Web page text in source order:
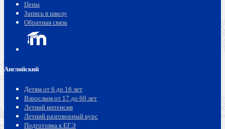
Цены
Запись в школу
Обратная связь
Английский
Детям от 6 до 16 лет
Взрослым от 17 до 60 лет
Летний интенсив
Летний разговорный курс
Подготовка к ЕГЭ